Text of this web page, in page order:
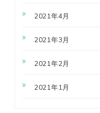
2021年4月
2021年3月
2021年2月
2021年1月